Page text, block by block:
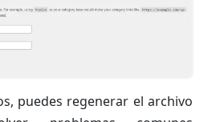
puedes regenerar el archivo